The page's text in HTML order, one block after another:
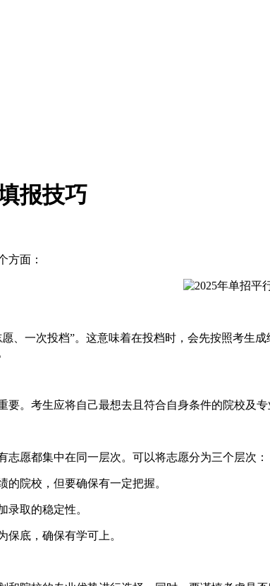
报技巧
方面：
、一次投档”。这意味着在投档时，会先按照考生
要。考生应将自己最想去且符合自身条件的院校及
愿都集中在同一层次。可以将志愿分为三个层次：
院校，但要确保有一定把握。
录取的稳定性。
保底，确保有学可上。